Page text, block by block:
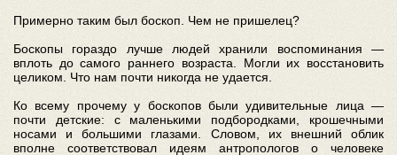
Примерно таким был боскоп. Чем не пришелец?
Боскопы гораздо лучше людей хранили воспоминания —
вплоть до самого раннего возраста. Могли их восстановить
целиком. Что нам почти никогда не удается.
Ко всему прочему у боскопов были удивительные лица —
почти детские: с маленькими подбородками, крошечными
носами и большими глазами. Словом, их внешний облик
вполне соответствовал идеям антропологов о человеке